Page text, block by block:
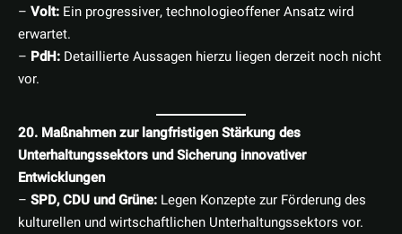
– Volt: Ein progressiver, technologieoffener Ansatz wird
erwartet.
– PdH: Detaillierte Aussagen hierzu liegen derzeit noch nicht
vor.
20. Maßnahmen zur langfristigen Stärkung des
Unterhaltungssektors und Sicherung innovativer
Entwicklungen
– SPD, CDU und Grüne: Legen Konzepte zur Förderung des
kulturellen und wirtschaftlichen Unterhaltungssektors vor.